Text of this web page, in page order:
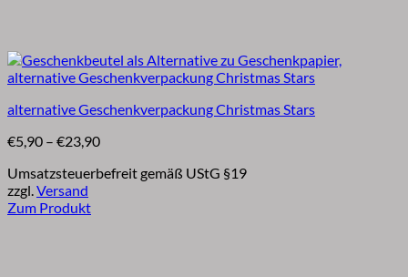
alternative Geschenkverpackung Christmas Stars
€5,90 – €23,90Preisspanne:
bis
Umsatzsteuerbefreit gemäß UStG §19
zzgl.Versand
Zum Produkt